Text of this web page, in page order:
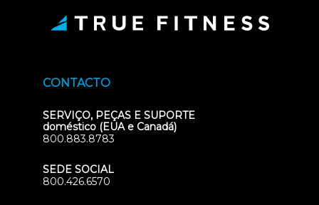
CONTACTO
SERVIÇO, PEÇAS E SUPORTE
doméstico (EUA e Canadá)
800.883.8783
SEDE SOCIAL
800.426.6570